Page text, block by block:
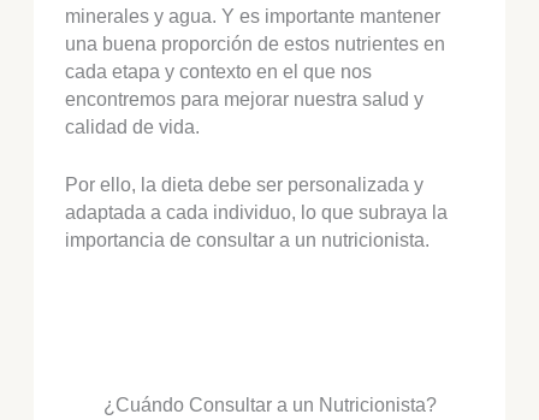
minerales y agua. Y es importante mantener
una buena proporción de estos nutrientes en
cada etapa y contexto en el que nos
encontremos para mejorar nuestra salud y
calidad de vida.
Por ello, la dieta debe ser personalizada y
adaptada a cada individuo, lo que subraya la
importancia de consultar a un nutricionista.
¿Cuándo Consultar a un Nutricionista?